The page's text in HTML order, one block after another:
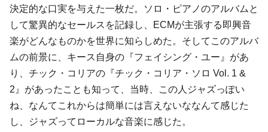
決定的な口実を与えた一枚だ。ソロ・ピアノのアルバムと
して驚異的なセールスを記録し、ECMが主張する即興音
楽がどんなものかを世界に知らしめた。そしてこのアルバ
ムの前景に、キース自身の『フェイシング・ユー』があ
り、チック・コリアの『チック・コリア・ソロ Vol. 1 &
2』があったことも知って、当時、この人ジャズっぽい
ね、なんてこれからは簡単には言えないななんて感じた
し、ジャズってローカルな音楽に感じた。